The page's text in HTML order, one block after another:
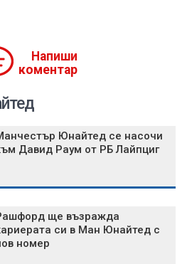
Напиши
коментар
Юнайтед се насочи
Давид Раум от РБ Лайпциг
ще възражда
си в Ман Юнайтед с
номер